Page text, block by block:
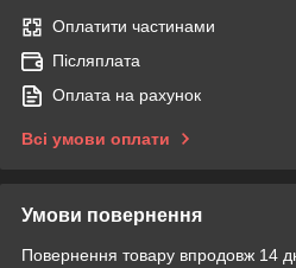
Оплатити частинами
Післяплата
Оплата на рахунок
Всі умови оплати
Умови повернення
Повернення товару впродовж 14